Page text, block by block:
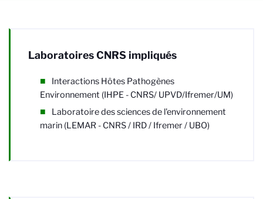
Laboratoires CNRS impliqués
Interactions Hôtes Pathogènes
Environnement (IHPE - CNRS/ UPVD/Ifremer/UM)
Laboratoire des sciences de l'environnement
marin (LEMAR - CNRS / IRD / Ifremer / UBO)